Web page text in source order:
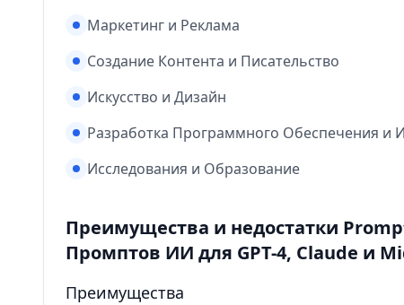
Маркетинг и Реклама
Создание Контента и Писательство
Искусство и Дизайн
Разработка Программного Обеспечения и
Исследования и Образование
Преимущества и недостатки
Промптов ИИ для GPT-4, Claude и
Преимущества